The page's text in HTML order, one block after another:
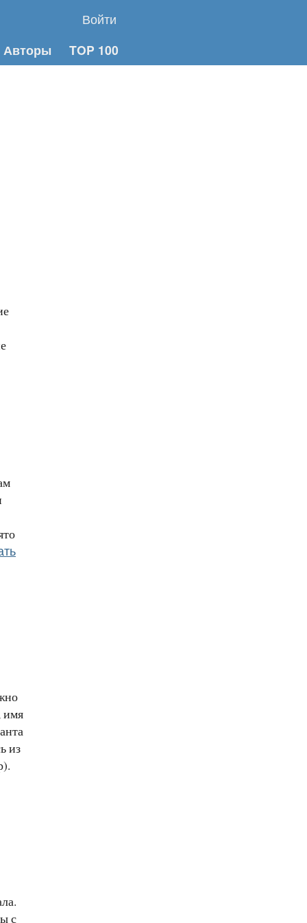
Войти
Авторы TOP 100
имя
из
с